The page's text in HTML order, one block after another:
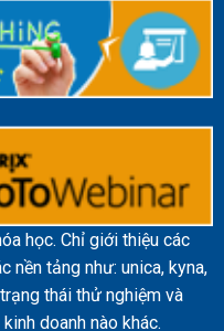
học. Chỉ giới thiệu các
nền tảng như: unica, kyna,
thái thử nghiệm và
doanh nào khác.